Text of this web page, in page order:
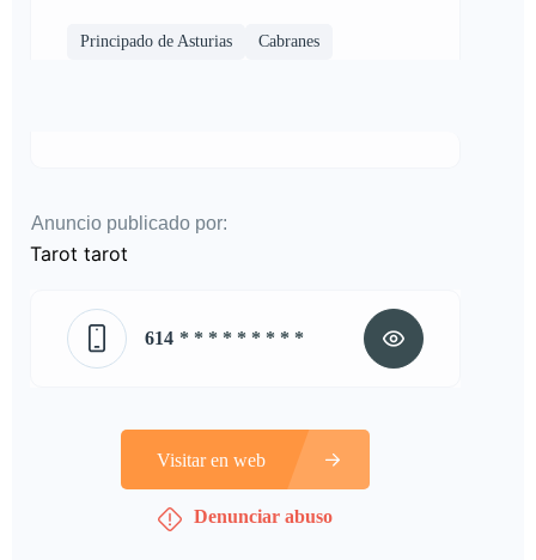
Principado de Asturias Cabranes
Anuncio publicado por:
Tarot tarot
614 * * * * * * * * *
Visitar en web
Denunciar abuso